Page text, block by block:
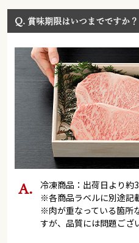
Q. 賞味期限はいつまでですか？
冷凍商品：出荷日より約
※各商品ラベルに別途記
※肉が重なっている箇所
すが、品質には問題ござ